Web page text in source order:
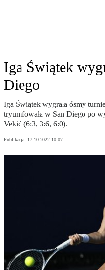
Iga Świątek
Diego
Iga Świątek wygrała ósmy
tryumfowała w San Diego po
Vekić (6:3, 3:6, 6:0).
Publikacja: 17.10.2022 10:07